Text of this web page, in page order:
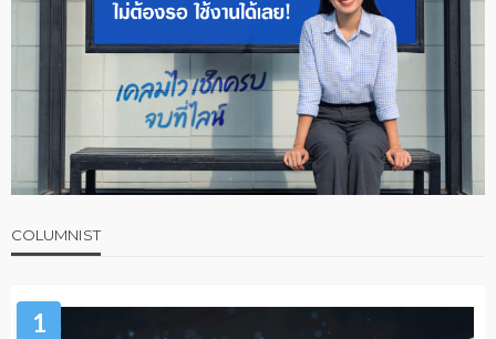
COLUMNIST
1